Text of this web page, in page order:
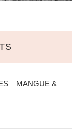
– MANGUE &